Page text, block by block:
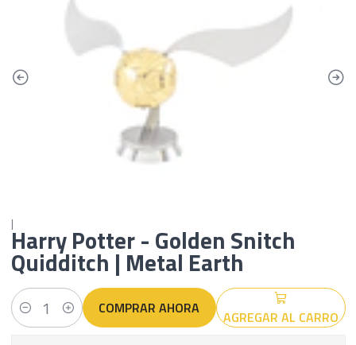
|Harry Potter - Golden Snitch
Quidditch | Metal Earth
Cantidad AGREGAR AL CARRO
COMPRAR AHORA